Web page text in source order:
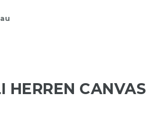
HERREN CANVAS